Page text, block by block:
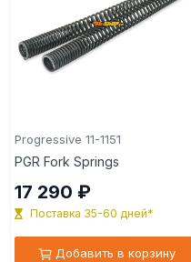
Progressive 11-1151
PGR Fork Springs
17 290 ₽
Поставка 35-60 дней*
Добавить в корзину